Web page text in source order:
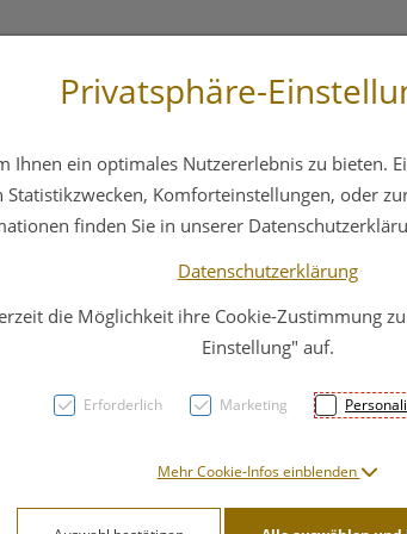
Hautpflege Familie
Privatsphäre-
Ihnen ein optimales Nutzererlebnis zu bieten.
Komforteinstellungen, oder
finden Sie in unserer
Datenschutzerklärung
die Möglichkeit ihre Cookie-Zustimmung
Einstellung" auf.
Erforderlich Marketing
Mehr Cookie-Infos einblenden